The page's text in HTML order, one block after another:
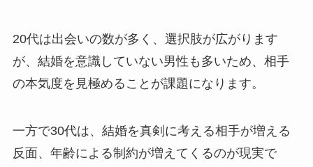
20代は出会いの数が多く、選択肢が広がります
が、結婚を意識していない男性も多いため、相手
の本気度を見極めることが課題になります。
一方で30代は、結婚を真剣に考える相手が増える
反面、年齢による制約が増えてくるのが現実で